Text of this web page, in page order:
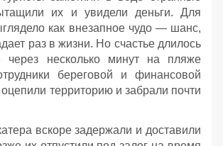
их и увидели деньги. Для
как внезапное чудо — шанс,
раз в жизни. Но счастье длилось
через несколько минут на пляже
береговой и финансовой
территорию и забрали почти
вскоре задержали и доставили